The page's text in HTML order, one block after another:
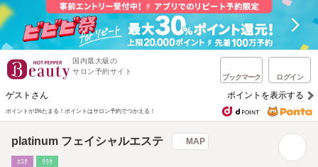
国内最大級の
サロン予約サイト
ブックマーク ログイン
ゲストさん ポイントを表示する
ポイントが1%たまる！ ポイントはサロン予約でつかえる！
platinum フェイシャルエステ MAP
ｴｽﾃ ﾘﾗｸ